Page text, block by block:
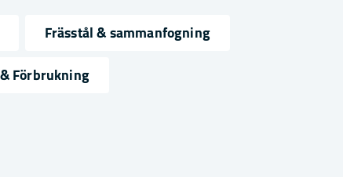
Frässtål & sammanfogning
Förbrukning